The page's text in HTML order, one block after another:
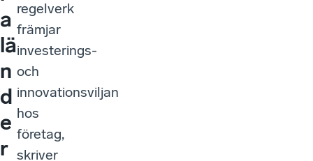
a
lä
n
d
e
r
regelverk
främjar
investerings-
och
innovationsviljan
hos
företag,
skriver